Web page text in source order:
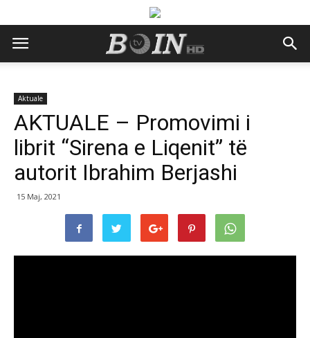
Aktuale
AKTUALE – Promovimi i
librit “Sirena e Liqenit” të
autorit Ibrahim Berjashi
15 Maj, 2021